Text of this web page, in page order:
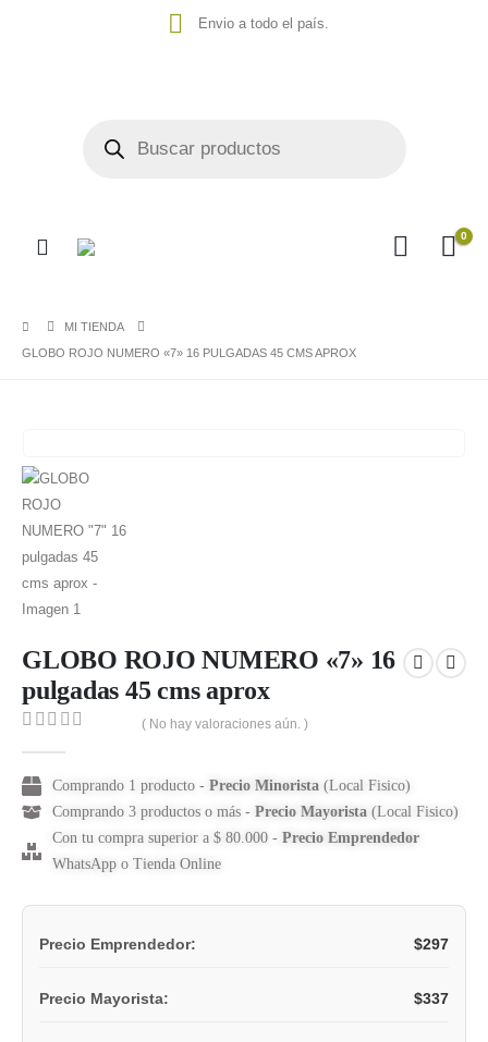
Envio a todo el país.
0
MI TIENDA
GLOBO ROJO NUMERO «7» 16 PULGADAS 45 CMS APROX
GLOBO ROJO NUMERO «7» 16
pulgadas 45 cms aprox
( No hay valoraciones aún. )
Comprando 1 producto - Precio Minorista (Local Fisico)
Comprando 3 productos o más - Precio Mayorista (Local Fisico)
Con tu compra superior a $ 80.000 - Precio Emprendedor
WhatsApp o Tienda Online
Precio Emprendedor: $297
Precio Mayorista: $337